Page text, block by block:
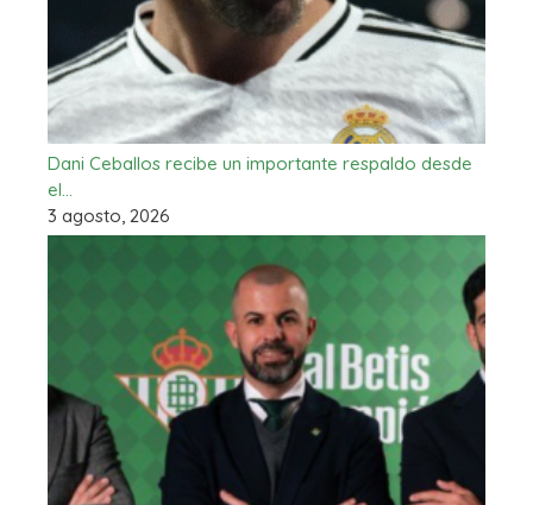
Dani Ceballos recibe un importante respaldo desde
el…
3 agosto, 2026